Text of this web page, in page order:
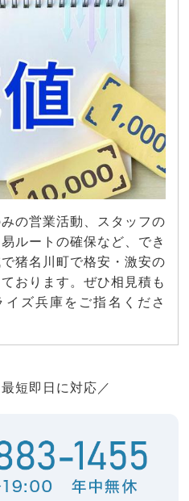
の営業活動、スタッフの
ルートの確保など、でき
猪名川町で格安・激安の
おります。ぜひ相見積も
ズ兵庫をご指名くださ
短即日に対応／